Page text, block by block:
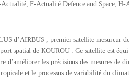
,F-Actualité Defence and Space,H-
d’AIRBUS , premier satellite mesureur
spatial de KOUROU . Ce satellite est
d’améliorer les précisions des mesures de
et le processus de variabilité du